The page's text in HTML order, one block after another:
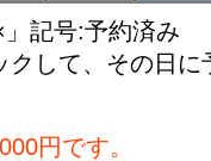
記号:予約済み
クして、その日に
円です。